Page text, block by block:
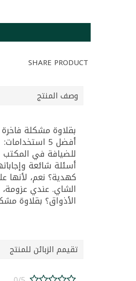
SHARE PRODUCT
وصف المنتج
بقلاوة مشكلة
للضيافة في المكتب
الأذواق؟ بقلاوة مشكلة السلطان 750غ
تقيمم الزبائن للمنتج